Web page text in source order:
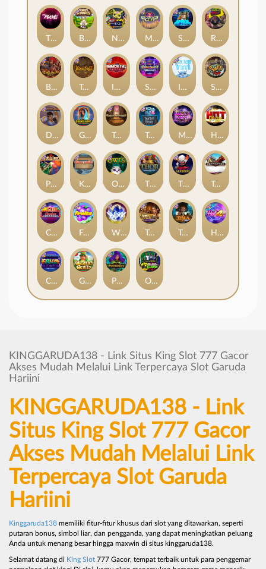
Skate or Die
Nexus Outsourced Manhattan Goes Wild Roadkill
Tractor Beam
Casino Win Spin
Hot Nudge
Space Donkey
Starstruck
Barbarian Fury
Poison Eve
Tomb of Nefertiti
Tomb of Akhenaten
Golden Genie And The Walking Wilds
Immortal Fruits
Tesla Jolt
Dungeon Quest
Coins of Fortune
WiXX
Outsourced: Slash Game
Fruits
Bonus Bunnies
Hot 4 Cash
Tombstone
Owls
Milky Ways
Gaelic Gold
The Creepy Carnival
Kitchen Drama: Sushi Mania
Pixies vs Pirates Thor: Hammer Time
Ice Ice Yeti
True kult
The Rave
KINGGARUDA138 - Link Situs King Slot 777 Gacor
Akses Mudah Melalui Link Terpercaya Slot Garuda
Hariini
KINGGARUDA138 - Link
Situs King Slot 777 Gacor
Akses Mudah Melalui Link
Terpercaya Slot Garuda
Hariini
Kinggaruda138 memiliki fitur-fitur khusus dari slot yang ditawarkan, seperti
putaran bonus, simbol liar, dan pengganda, yang dapat meningkatkan peluang
Anda untuk menang besar hingga maxwin di situs kinggaruda138.
Selamat datang di King Slot 777 Gacor, tempat terbaik untuk para penggemar